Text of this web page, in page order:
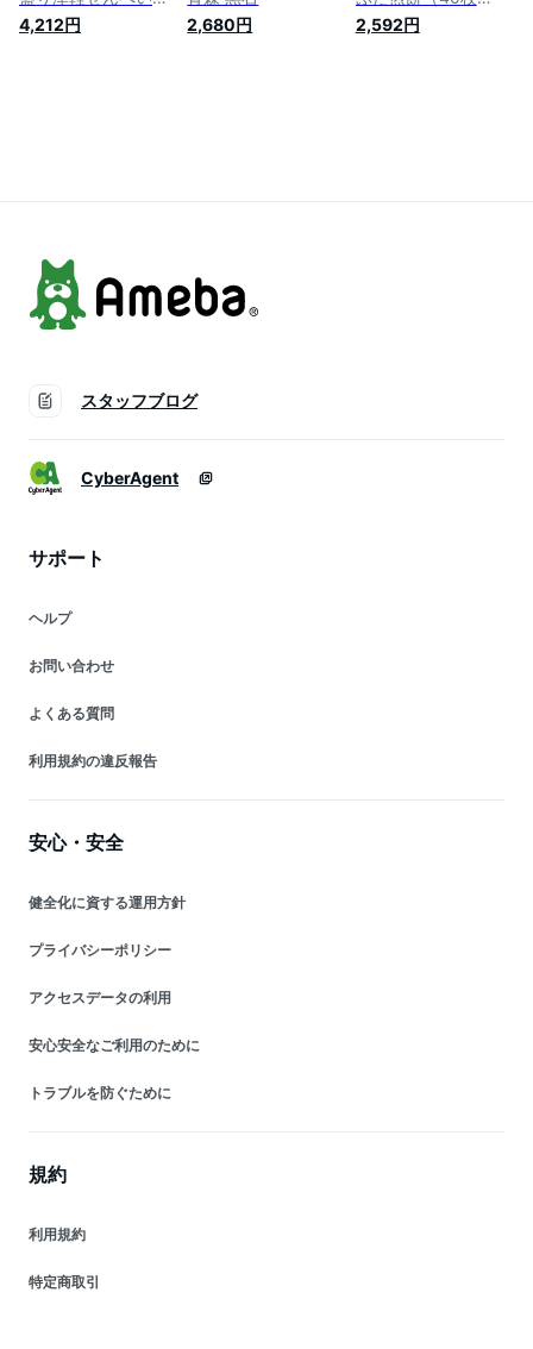
袋】 ＜送料無料＞
東北名物 津軽せんべ
4,212円
2,680円
入）】 津軽せんべい
7種類、計40枚 送料
2,592円
スタッフブログ
CyberAgent
サポート
ヘルプ
お問い合わせ
よくある質問
利用規約の違反報告
安心・安全
健全化に資する運用方針
プライバシーポリシー
アクセスデータの利用
安心安全なご利用のために
トラブルを防ぐために
規約
利用規約
特定商取引